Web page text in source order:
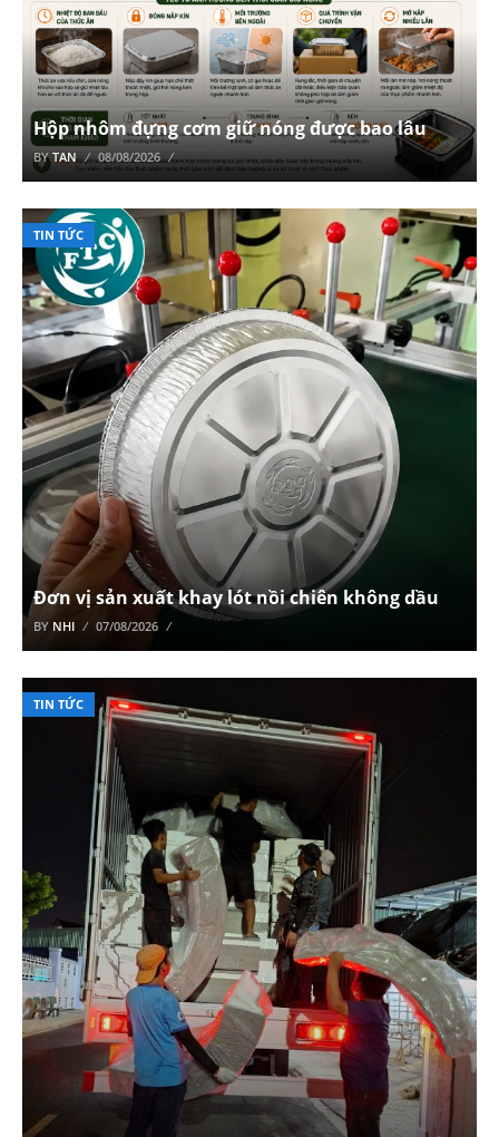
Hộp nhôm đựng cơm giữ nóng được bao lâu
BYTAN 08/08/2026
TIN TỨC
Đơn vị sản xuất khay lót nồi chiên không dầu
BY NHI 07/08/2026
TIN TỨC